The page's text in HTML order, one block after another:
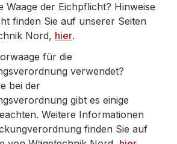
Waage der Eichpflicht? Hinweise
finden Sie auf unserer Seiten
Nord, hier.
für die
verwendet?
bei der
gibt es einige
Weitere Informationen
finden Sie auf